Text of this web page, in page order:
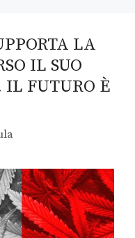
LA
IL SUO
IL FUTURO È